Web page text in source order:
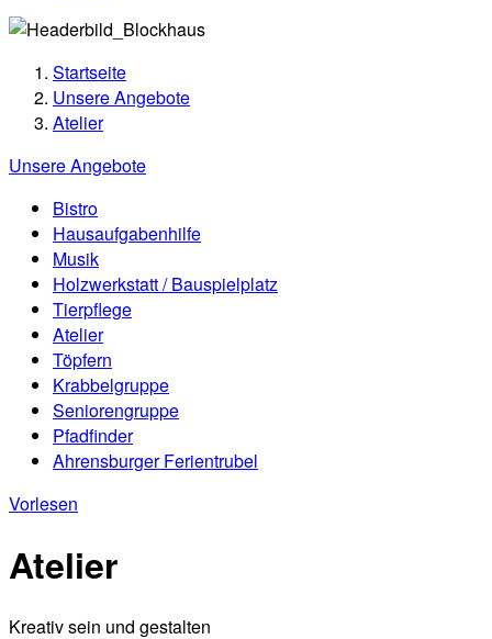
Startseite
Unsere Angebote
Atelier
Unsere Angebote
Bistro
Hausaufgabenhilfe
Musik
Holzwerkstatt / Bauspielplatz
Tierpflege
Atelier
Töpfern
Krabbelgruppe
Seniorengruppe
Pfadfinder
Ahrensburger Ferientrubel
Vorlesen
Atelier
Kreativ sein und gestalten